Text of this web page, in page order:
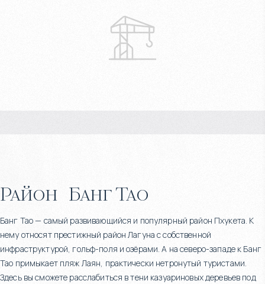
Район Банг Тао
Банг Тао — самый развивающийся и популярный район Пхукета. К
нему относят престижный район Лагуна с собственной
инфраструктурой, гольф-поля и озёрами. А на северо-западе к Банг
Тао примыкает пляж Лаян, практически нетронутый туристами.
Здесь вы сможете расслабиться в тени казуариновых деревьев под